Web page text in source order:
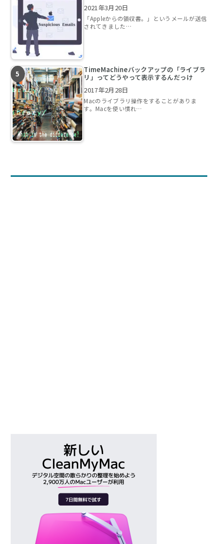
2021年3月20日
「Appleからの領収書。」というメールが送信
されてきました…
TimeMachineバックアップの「ライブラ
リ」ってどうやって表示するんだっけ
2017年2月28日
Macのライブラリ操作をすることがありま
す。Macを使い慣れ…